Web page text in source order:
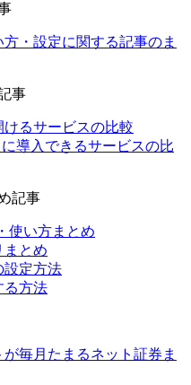
・設定に関する記事のま
事
るサービスの比較
導入できるサービスの比
記事
使い方まとめ
まとめ
設定方法
る方法
毎月たまるネット証券ま